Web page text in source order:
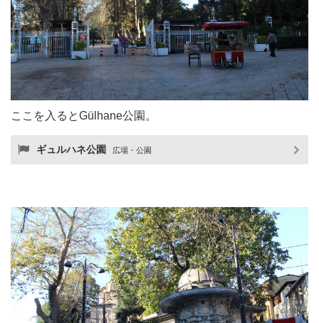
ここを入るとGülhane公園。
ギュルハネ公園 広場・公園